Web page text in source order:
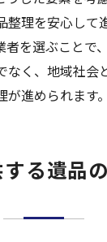
整理を安心して
者を選ぶことで
なく、地域社会
進められます。
る遺品